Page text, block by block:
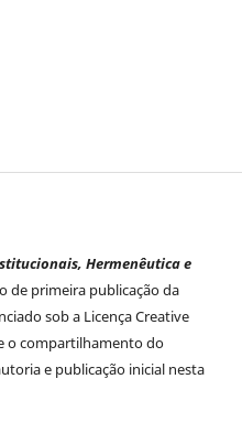
Hermenêutica e
de primeira publicação da
sob a Licença Creative
o compartilhamento do
e publicação inicial nesta